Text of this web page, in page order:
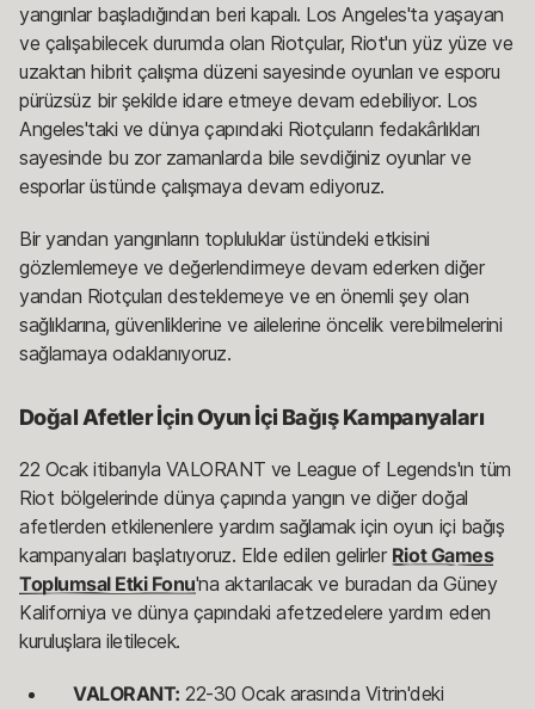
yangınlar başladığından beri kapalı. Los Angeles'ta yaşayan
ve çalışabilecek durumda olan Riotçular, Riot'un yüz yüze ve
uzaktan hibrit çalışma düzeni sayesinde oyunları ve esporu
pürüzsüz bir şekilde idare etmeye devam edebiliyor. Los
Angeles'taki ve dünya çapındaki Riotçuların fedakârlıkları
sayesinde bu zor zamanlarda bile sevdiğiniz oyunlar ve
esporlar üstünde çalışmaya devam ediyoruz.
Bir yandan yangınların topluluklar üstündeki etkisini
gözlemlemeye ve değerlendirmeye devam ederken diğer
yandan Riotçuları desteklemeye ve en önemli şey olan
sağlıklarına, güvenliklerine ve ailelerine öncelik verebilmelerini
sağlamaya odaklanıyoruz.
Doğal Afetler İçin Oyun İçi Bağış Kampanyaları
22 Ocak itibarıyla VALORANT ve League of Legends'ın tüm
Riot bölgelerinde dünya çapında yangın ve diğer doğal
afetlerden etkilenenlere yardım sağlamak için oyun içi bağış
kampanyaları başlatıyoruz. Elde edilen gelirler Riot Games
Toplumsal Etki Fonu'na aktarılacak ve buradan da Güney
Kaliforniya ve dünya çapındaki afetzedelere yardım eden
kuruluşlara iletilecek.
VALORANT: 22-30 Ocak arasında Vitrin'deki